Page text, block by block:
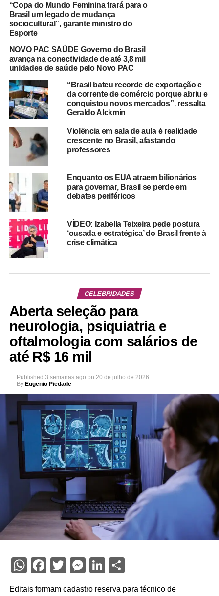
“Copa do Mundo Feminina trará para o
Brasil um legado de mudança
sociocultural”, garante ministro do
Esporte
NOVO PAC SAÚDE Governo do Brasil
avança na conectividade de até 3,8 mil
unidades de saúde pelo Novo PAC
“Brasil bateu recorde de exportação e
da corrente de comércio porque abriu e
conquistou novos mercados”, ressalta
Geraldo Alckmin
Violência em sala de aula é realidade
crescente no Brasil, afastando
professores
Enquanto os EUA atraem bilionários
para governar, Brasil se perde em
debates periféricos
VÍDEO: Izabella Teixeira pede postura
‘ousada e estratégica’ do Brasil frente à
crise climática
CELEBRIDADES
Aberta seleção para
neurologia, psiquiatria e
oftalmologia com salários de
até R$ 16 mil
Published 3 semanas ago on 20 de julho de 2026
By Eugenio Piedade
WhatsApp
Facebook
Twitter
Messenger
LinkedIn
Share
Editais formam cadastro reserva para técnico de